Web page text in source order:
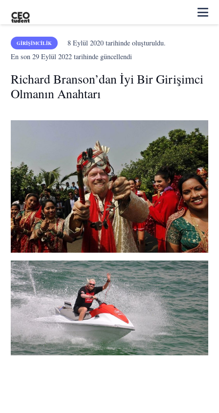
GIRIŞIMCILIK 8 Eylül 2020tarihinde oluşturuldu.
En son29 Eylül 2022 tarihinde güncellendi
Richard Branson’dan İyi Bir Girişimci
Olmanın Anahtarı